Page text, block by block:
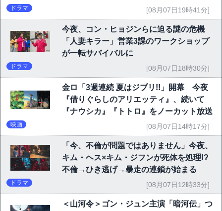
ドラマ [08月07日19時41分]
今夜、コン・ヒョジンらに迫る謎の危機
「人妻キラー」営業3課のワークショップ
が一転サバイバルに
ドラマ [08月07日18時30分]
金ロ「3週連続 夏はジブリ!!」開幕 今夜
『借りぐらしのアリエッティ』、続いて
『ナウシカ』『トトロ』をノーカット放送
映画 [08月07日14時17分]
「今、不倫が問題ではありません」今夜、
キム・ヘス×キム・ジフンが死体を処理!?
不倫→ひき逃げ→暴走の連鎖が始まる
ドラマ [08月07日12時33分]
＜山河令＞ゴン・ジュン主演「暗河伝」つ